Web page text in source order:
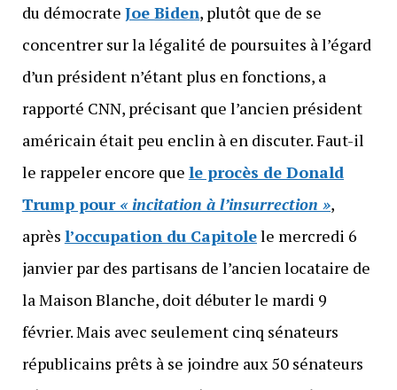
du démocrate Joe Biden, plutôt que de se
concentrer sur la légalité de poursuites à l’égard
d’un président n’étant plus en fonctions, a
rapporté CNN, précisant que l’ancien président
américain était peu enclin à en discuter. Faut-il
le rappeler encore que le procès de Donald
Trump pour « incitation à l’insurrection »,
après l’occupation du Capitolele mercredi 6
janvier par des partisans de l’ancien locataire de
la Maison Blanche, doit débuter le mardi 9
février. Mais avec seulement cinq sénateurs
républicains prêts à se joindre aux 50 sénateurs